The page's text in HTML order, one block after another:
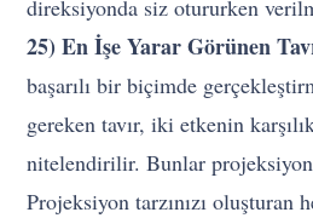
direksiyonda siz otururken
25) En İşe Yarar Görünen
başarılı bir biçimde
gereken tavır, iki etkenin
nitelendirilir. Bunlar
Projeksiyon tarzınızı oluşturan